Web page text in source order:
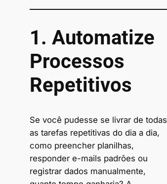
1. Automatize
Processos
Repetitivos
Se você pudesse se livrar de todas
as tarefas repetitivas do dia a dia,
como preencher planilhas,
responder e-mails padrões ou
registrar dados manualmente,